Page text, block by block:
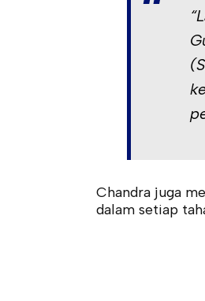
Chandra juga
dalam setiap